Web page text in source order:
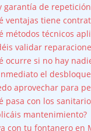
garantía de
ventajas tiene
métodos técnicos
validar
ocurre si no hay
el
aprovechar para
pasa con los
mantenimiento?
con tu fontanero en